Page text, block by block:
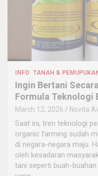
INFO TANAH &
Ingin Bertani
Formula Teknologi
March 12, 2026 Novita
Saat ini, tren teknologi
organic farming sudah
di negara-negara maju.
oleh kesadaran
tani seperti buah-